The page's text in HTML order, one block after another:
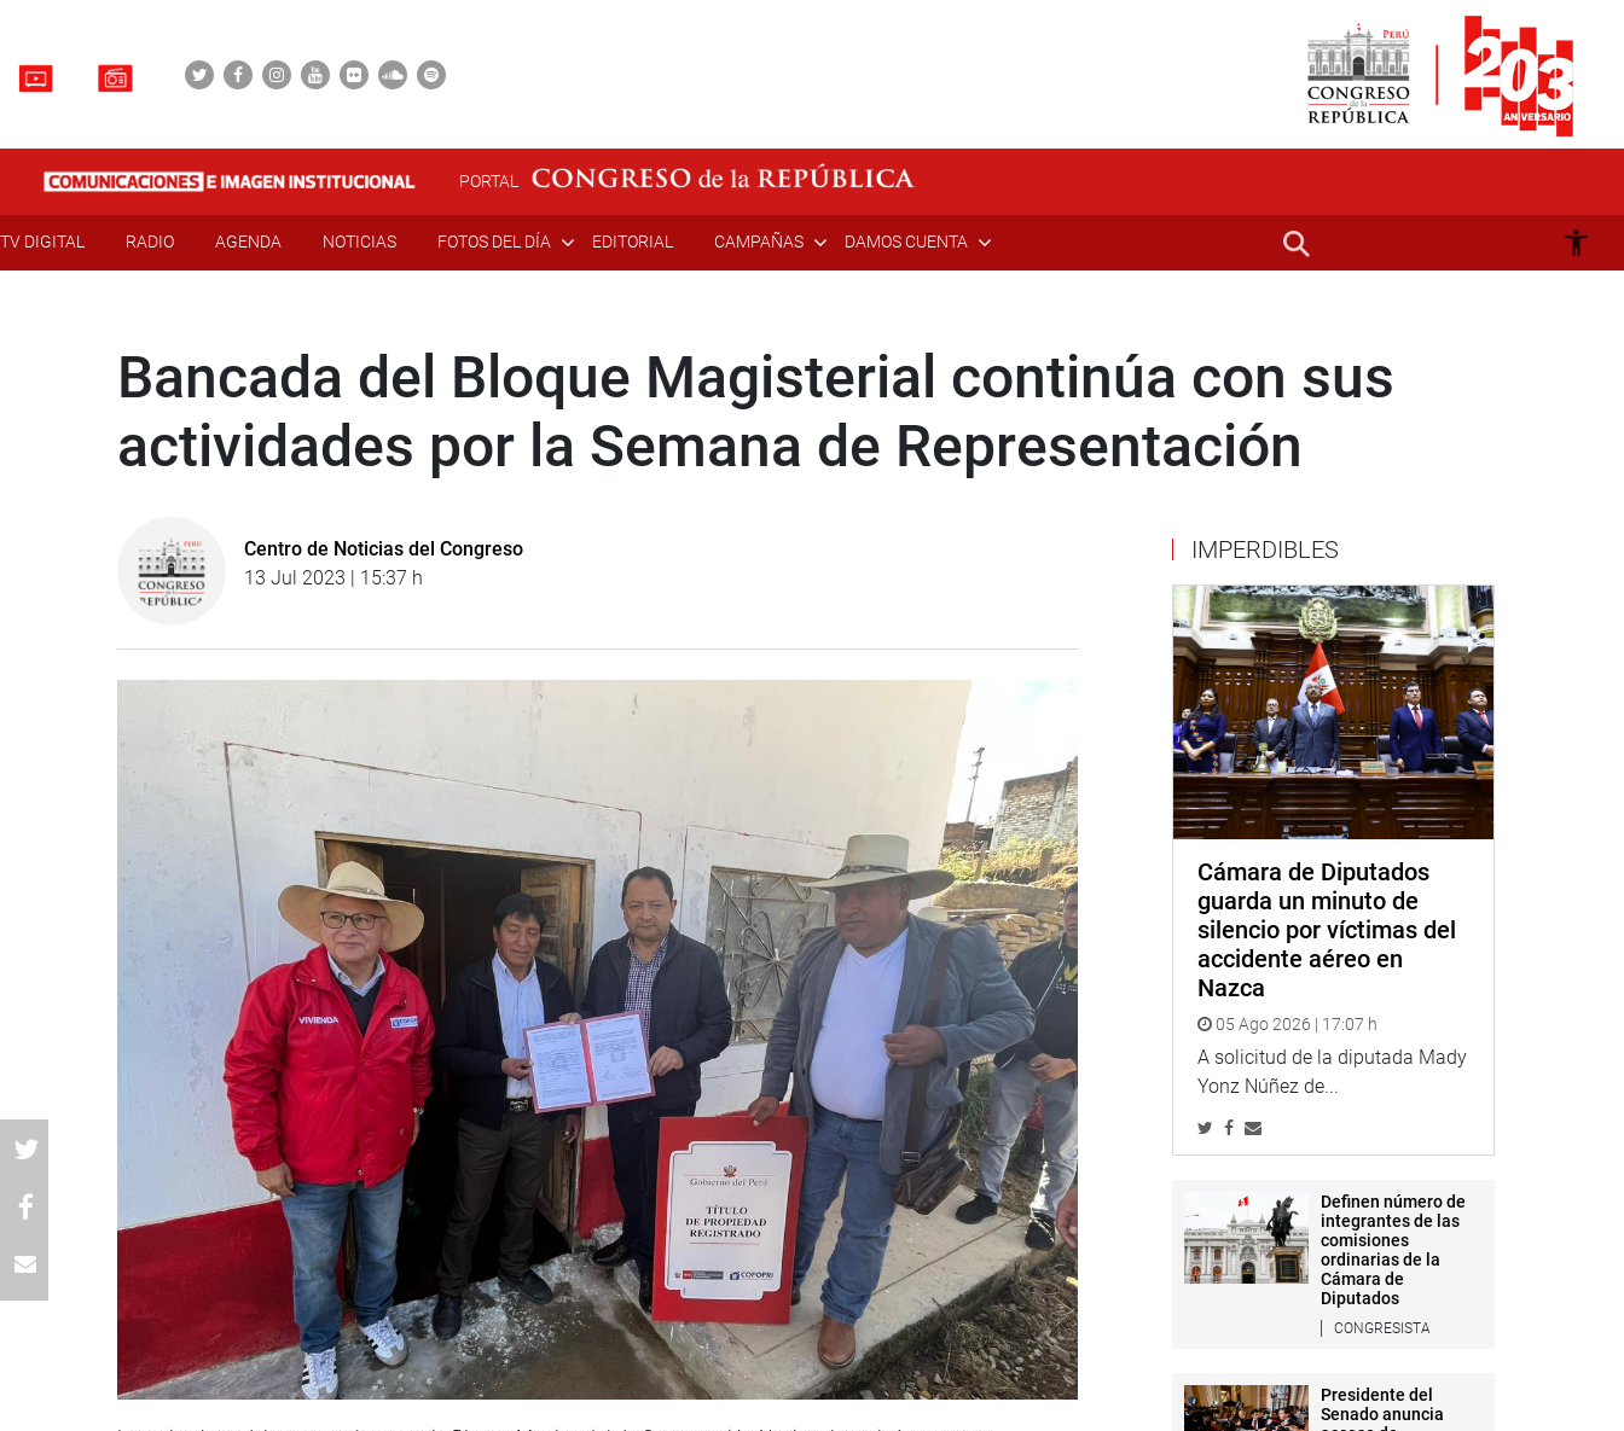
PORTAL
TV DIGITAL RADIO AGENDA NOTICIAS FOTOS DEL DÍA EDITORIAL CAMPAÑAS DAMOS CUENTA
Bancada del Bloque Magisterial continúa con sus
actividades por la Semana de Representación
Centro de Noticias del Congreso
13 Jul 2023 | 15:37 h
IMPERDIBLES
Cámara de Diputados
guarda un minuto de
silencio por víctimas del
accidente aéreo en
Nazca
05 Ago 2026 | 17:07 h
A solicitud de la diputada Mady
Yonz Núñez de...
Definen número de
integrantes de las
comisiones
ordinarias de la
Cámara de
Diputados
CONGRESISTA
Presidente del
Senado anuncia